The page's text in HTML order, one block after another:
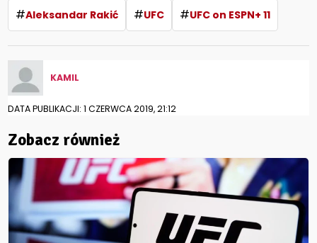
#Aleksandar Rakić #UFC #UFC on ESPN+ 11
KAMIL
DATA PUBLIKACJI: 1 CZERWCA 2019, 21:12
Zobacz również